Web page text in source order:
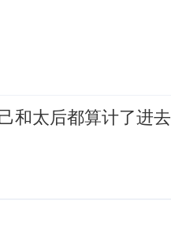
和太后都算计了进去